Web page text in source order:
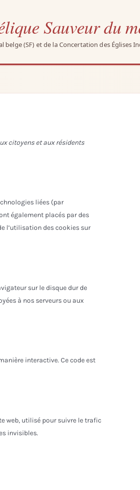
Sauveur du
belge (SF) et de la Concertation des Églises
citoyens et aux résidents
liées (par
également placés par des
l’utilisation des cookies sur
sur le disque dur de
à nos serveurs ou aux
interactive. Ce code est
web, utilisé pour suivre le trafic
invisibles.